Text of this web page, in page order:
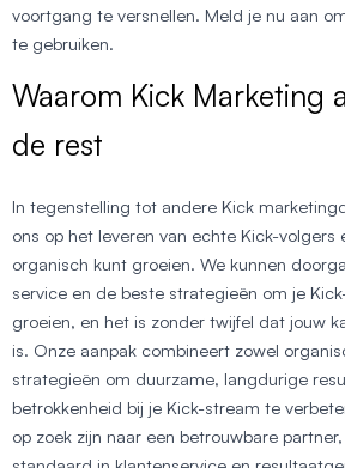
voortgang te versnellen. Meld je nu aan
te gebruiken.
Waarom Kick Marketing
de rest
In tegenstelling tot andere Kick
ons op het leveren van echte Kick-volgers
organisch kunt groeien. We kunnen
service en de beste strategieën om je
groeien, en het is zonder twijfel dat jouw
is. Onze aanpak combineert zowel
strategieën om duurzame, langdurige
betrokkenheid bij je Kick-stream te
op zoek zijn naar een betrouwbare